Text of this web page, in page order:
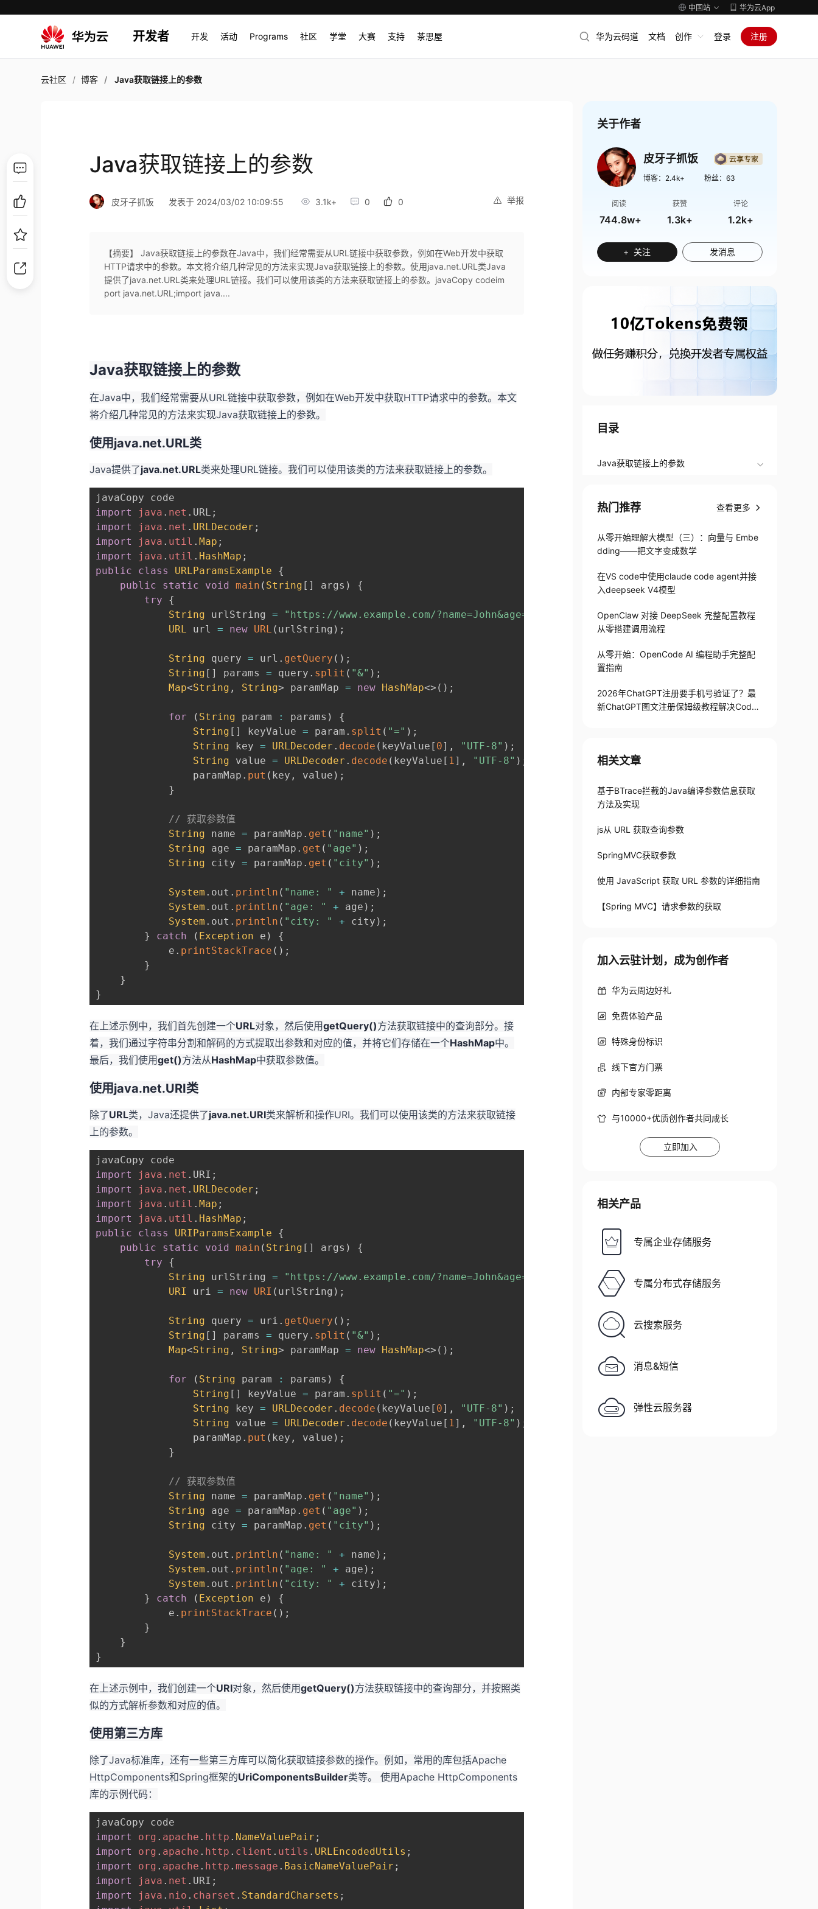
中国站 华为云App
开发者 开发 活动 Programs 社区 学堂 大赛 支持 茶思屋 华为云码道 文档 创作 登录 注册
云社区 博客 Java获取链接上的参数
Java获取链接上的参数
举报
皮牙子抓饭 发表于 2024/03/02 10:09:55 3.1k+ 0 0
【摘要】 Java获取链接上的参数在Java中，我们经常需要从URL链接中获取参数，例如在Web开发中获取
HTTP请求中的参数。本文将介绍几种常见的方法来实现Java获取链接上的参数。使用java.net.URL类Java
提供了java.net.URL类来处理URL链接。我们可以使用该类的方法来获取链接上的参数。javaCopy codeim
port java.net.URL;import java....
Java获取链接上的参数
在Java中，我们经常需要从URL链接中获取参数，例如在Web开发中获取HTTP请求中的参数。本文
将介绍几种常见的方法来实现Java获取链接上的参数。
使用java.net.URL类
Java提供了java.net.URL类来处理URL链接。我们可以使用该类的方法来获取链接上的参数。
import
java . net . URL ;
import
java . net . URLDecoder ;
import
java . util .Map ;
import
java . util . HashMap ;
public
class URLParamsExample
{
public
static void main ( String [ ] args )
{
try
{
String urlString = "https://www.example.com/?name=John&age=25&city=New%20York";
URL url = new URL ( urlString ) ;
String query = url . getQuery ( ) ;
String [ ] params = query . split ( "&" ) ;
Map<String , String> paramMap = new HashMap<> ( ) ;
for ( String param : params )
{
String [ ] keyValue = param . split ( "=" ) ;
String key = URLDecoder . decode ( keyValue [ 0] , "UTF-8" ) ;
String value = URLDecoder . decode ( keyValue [ 1] , "UTF-8" ) ;
                paramMap
. put ( key , value ) ;
}
// 获取参数值
String name = paramMap . get ( "name" ) ;
String age = paramMap . get ( "age" ) ;
String city = paramMap . get ( "city" ) ;
System . out . println ( "name: " + name ) ;
System . out . println ( "age: " + age ) ;
System . out . println ( "city: " + city ) ;
}
catch ( Exception e )
{
            e
. printStackTrace ( ) ;
}
}
}
在上述示例中，我们首先创建一个URL对象，然后使用getQuery()方法获取链接中的查询部分。接
着，我们通过字符串分割和解码的方式提取出参数和对应的值，并将它们存储在一个HashMap中。
最后，我们使用get()方法从HashMap中获取参数值。
使用java.net.URI类
除了URL类，Java还提供了java.net.URI类来解析和操作URI。我们可以使用该类的方法来获取链接
上的参数。
import
java . net . URI ;
import
java . net . URLDecoder ;
import
java . util .Map ;
import
java . util . HashMap ;
public
class URIParamsExample
{
public
static void main ( String [ ] args )
{
try
{
String urlString = "https://www.example.com/?name=John&age=25&city=New%20York" ;
URI
uri = new URI ( urlString ) ;
String query = uri . getQuery ( ) ;
String [ ] params = query . split ( "&" ) ;
Map<String , String> paramMap = new HashMap<> ( ) ;
for ( String param : params )
{
String [ ] keyValue = param . split ( "=" ) ;
String key = URLDecoder . decode ( keyValue [ 0] , "UTF-8" ) ;
String value = URLDecoder . decode ( keyValue [ 1] , "UTF-8" ) ;
                paramMap
. put ( key , value ) ;
}
// 获取参数值
String name = paramMap . get ( "name" ) ;
String age = paramMap . get ( "age" ) ;
String city = paramMap . get ( "city" ) ;
System . out . println ( "name: " + name ) ;
System . out . println ( "age: " + age ) ;
System . out . println ( "city: " + city ) ;
}
catch ( Exception e )
{
            e
. printStackTrace ( ) ;
}
}
}
在上述示例中，我们创建一个URI对象，然后使用getQuery()方法获取链接中的查询部分，并按照类
似的方式解析参数和对应的值。
使用第三方库
除了Java标准库，还有一些第三方库可以简化获取链接参数的操作。例如，常用的库包括Apache
HttpComponents和Spring框架的UriComponentsBuilder类等。 使用Apache HttpComponents
库的示例代码：
import
org . apache . http . NameValuePair ;
import
org . apache . http . client . utils . URLEncodedUtils ;
import
org . apache . http .message . BasicNameValuePair ;
import
java . net . URI ;
import
java . nio . charset . StandardCharsets ;
关于作者
皮牙子抓饭
博客： 2.4k+ 粉丝： 63
阅读
744.8w+
获赞
1.3k+
评论
1.2k+
+ 关注 发消息
目录
Java获取链接上的参数
热门推荐 查看更多
从零开始理解大模型（三）：向量与 Embe
dding——把文字变成数学
在VS code中使用claude code agent并接
入deepseek V4模型
OpenClaw 对接 DeepSeek 完整配置教程
从零搭建调用流程
从零开始：OpenCode AI 编程助手完整配
置指南
2026年ChatGPT注册要手机号验证了？最
新ChatGPT图文注册保姆级教程解决Codex
相关文章
基于BTrace拦截的Java编译参数信息获取
方法及实现
js从 URL 获取查询参数
SpringMVC获取参数
使用 JavaScript 获取 URL 参数的详细指南
【Spring MVC】请求参数的获取
加入云驻计划，成为创作者
华为云周边好礼
免费体验产品
特殊身份标识
线下官方门票
内部专家零距离
与10000+优质创作者共同成长
立即加入
相关产品
专属企业存储服务
专属分布式存储服务
云搜索服务
消息&短信
弹性云服务器